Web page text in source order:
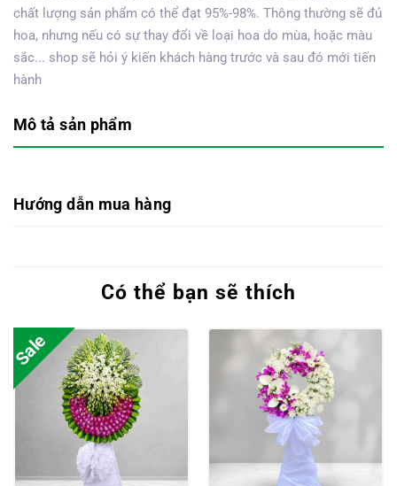
chất lượng sản phẩm có thể đạt 95%-98%. Thông thường sẽ đủ
hoa, nhưng nếu có sự thay đổi về loại hoa do mùa, hoặc màu
sắc... shop sẽ hỏi ý kiến khách hàng trước và sau đó mới tiến
hành
Mô tả sản phẩm
Hướng dẫn mua hàng
Có thể bạn sẽ thích
Sale